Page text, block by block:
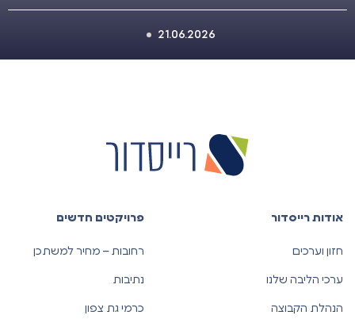
21.06.2026
אודות רייסדור
חזון וערכים
ערכי הליבה שלנו
הנהלת הקבוצה
פרויקטים חדשים
רחובות – מחיר למשתכן
נתיבות
כרמי גת צפון